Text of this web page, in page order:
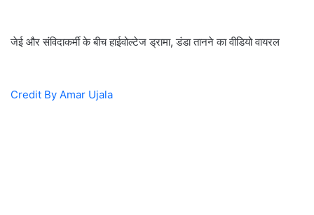
जेई और संविदाकर्मी के बीच हाईवोल्टेज ड्रामा, डंडा तानने का वीडियो वायरल
Credit By Amar Ujala